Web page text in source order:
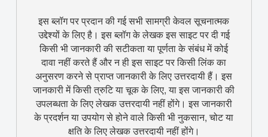
इस ब्लॉग पर प्रदान की गई सभी सामग्री केवल सूचनात्मक
उद्देश्यों के लिए है। इस ब्लॉग के लेखक इस साइट पर दी गई
किसी भी जानकारी की सटीकता या पूर्णता के संबंध में कोई
दावा नहीं करते हैं और न ही इस साइट पर किसी लिंक का
अनुसरण करने से प्राप्त जानकारी के लिए उत्तरदायी हैं। इस
जानकारी में किसी त्रुटि या चूक के लिए, या इस जानकारी की
उपलब्धता के लिए लेखक उत्तरदायी नहीं होंगे। इस जानकारी
के प्रदर्शन या उपयोग से होने वाले किसी भी नुकसान, चोट या
क्षति के लिए लेखक उत्तरदायी नहीं होंगे।